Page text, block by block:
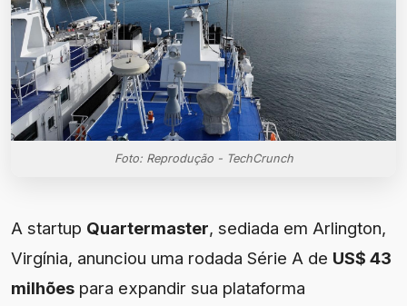
Foto: Reprodução - TechCrunch
A startup Quartermaster, sediada em Arlington,
Virgínia, anunciou uma rodada Série A de US$ 43
milhões para expandir sua plataforma